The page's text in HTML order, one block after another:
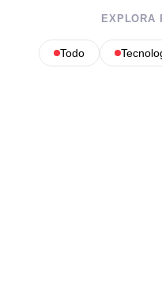
EXPLORA
Todo